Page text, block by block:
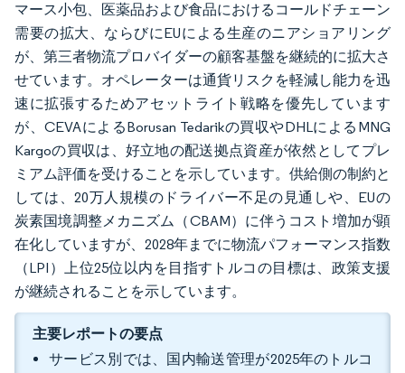
マース小包、医薬品および食品におけるコールドチェーン
需要の拡大、ならびにEUによる生産のニアショアリング
が、第三者物流プロバイダーの顧客基盤を継続的に拡大さ
せています。オペレーターは通貨リスクを軽減し能力を迅
速に拡張するためアセットライト戦略を優先しています
が、CEVAによるBorusan Tedarikの買収やDHLによるMNG
Kargoの買収は、好立地の配送拠点資産が依然としてプレ
ミアム評価を受けることを示しています。供給側の制約と
しては、20万人規模のドライバー不足の見通しや、EUの
炭素国境調整メカニズム（CBAM）に伴うコスト増加が顕
在化していますが、2028年までに物流パフォーマンス指数
（LPI）上位25位以内を目指すトルコの目標は、政策支援
が継続されることを示しています。
主要レポートの要点
サービス別では、国内輸送管理が2025年のトルコ